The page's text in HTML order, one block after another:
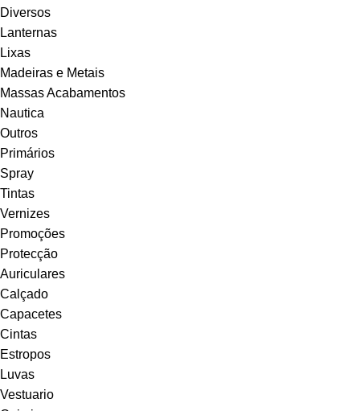
Diversos
Lanternas
Lixas
Madeiras e Metais
Massas Acabamentos
Nautica
Outros
Primários
Spray
Tintas
Vernizes
Promoções
Protecção
Auriculares
Calçado
Capacetes
Cintas
Estropos
Luvas
Vestuario